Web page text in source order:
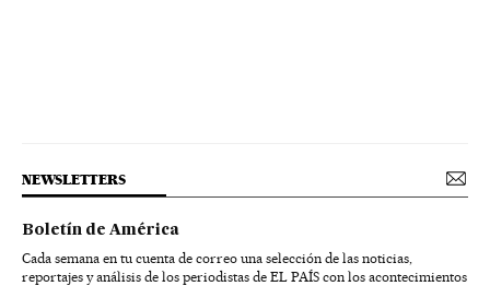
NEWSLETTERS
Boletín de América
Cada semana en tu cuenta de correo una selección de las noticias,
reportajes y análisis de los periodistas de EL PAÍS con los acontecimientos